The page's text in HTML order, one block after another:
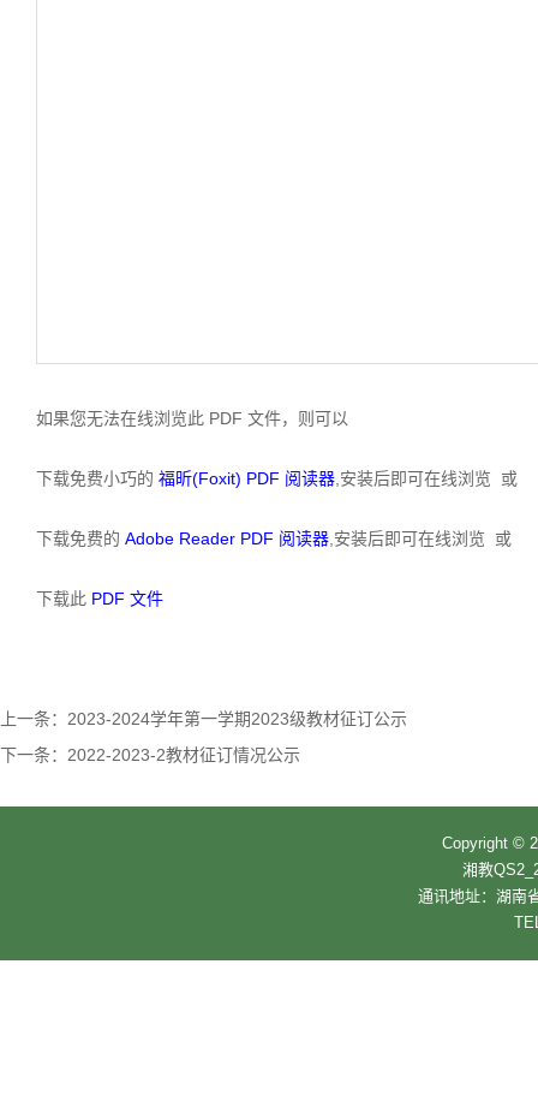
如果您无法在线浏览此 PDF 文件，则可以
下载免费小巧的 福昕(Foxit) PDF 阅读器 ,安装后即可在线浏览 或
下载免费的 Adobe Reader PDF 阅读器 ,安装后即可在线浏览 或
下载此 PDF 文件
上一条： 2023-2024学年第一学期2023级教材征订公示
下一条： 2022-2023-2教材征订情况公示
Copyright ©
湘教
通讯地址：湖南